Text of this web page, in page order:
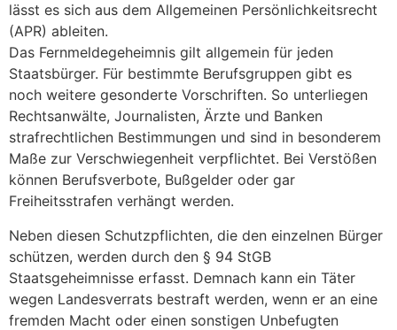
lässt es sich aus dem Allgemeinen Persönlichkeitsrecht
(APR) ableiten.
Das Fernmeldegeheimnis gilt allgemein für jeden
Staatsbürger. Für bestimmte Berufsgruppen gibt es
noch weitere gesonderte Vorschriften. So unterliegen
Rechtsanwälte, Journalisten, Ärzte und Banken
strafrechtlichen Bestimmungen und sind in besonderem
Maße zur Verschwiegenheit verpflichtet. Bei Verstößen
können Berufsverbote, Bußgelder oder gar
Freiheitsstrafen verhängt werden.
Neben diesen Schutzpflichten, die den einzelnen Bürger
schützen, werden durch den § 94 StGB
Staatsgeheimnisse erfasst. Demnach kann ein Täter
wegen Landesverrats bestraft werden, wenn er an eine
fremden Macht oder einen sonstigen Unbefugten